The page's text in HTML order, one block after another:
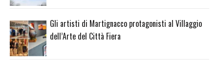
Gli artisti di Martignacco protagonisti al Villaggio
dell’Arte del Città Fiera